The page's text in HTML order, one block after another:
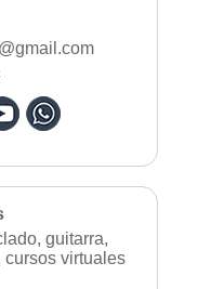
guitarra,
cursos virtuales